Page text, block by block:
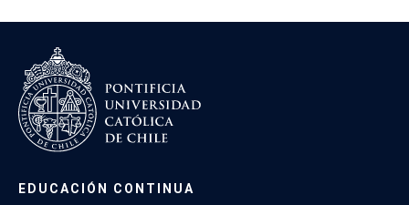
EDUCACIÓN CONTINUA